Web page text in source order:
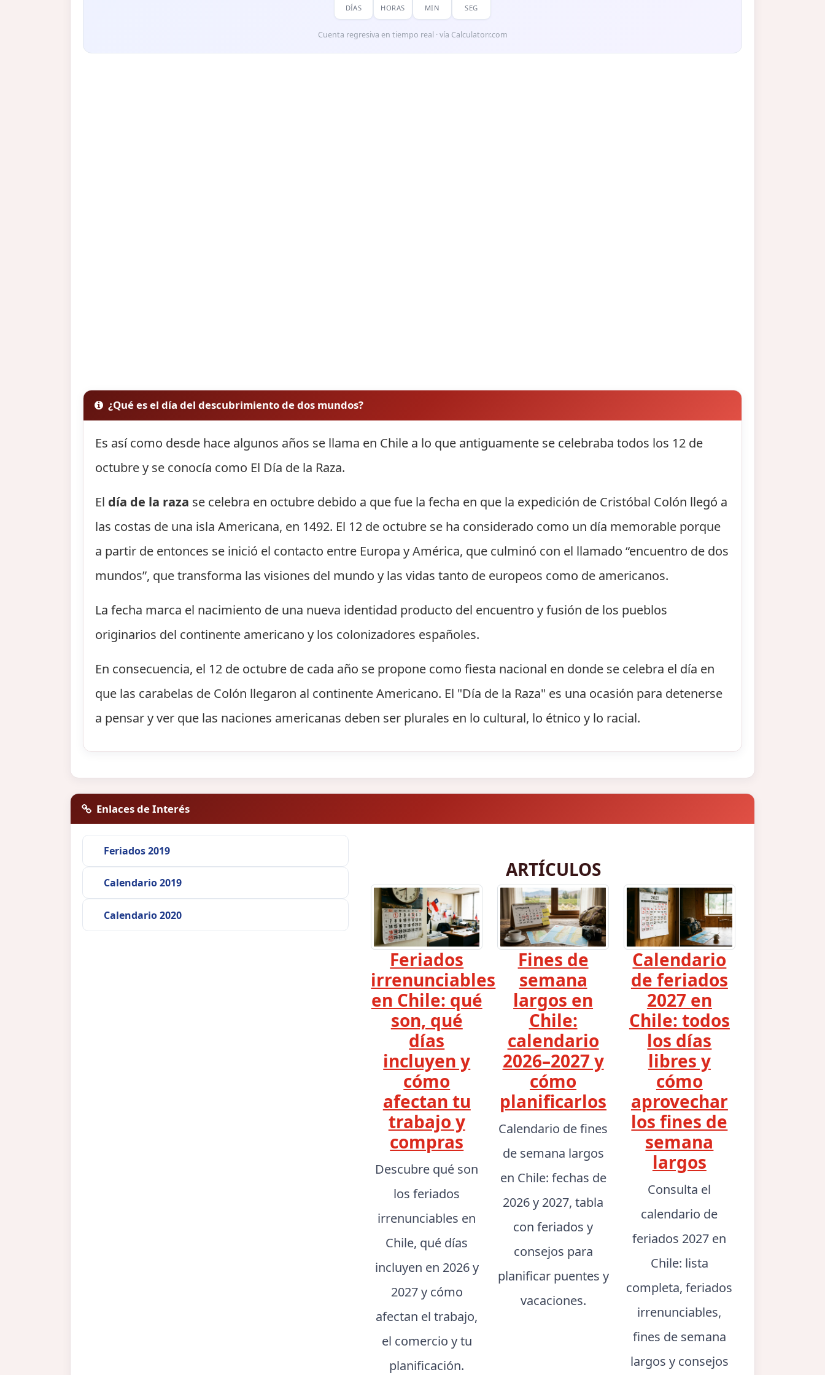
DÍAS HORAS MIN SEG
Cuenta regresiva en tiempo real · vía Calculatorr.com
¿Qué es el día del descubrimiento de dos mundos?
Es así como desde hace algunos años se llama en Chile a lo que antiguamente se celebraba todos los 12 de
octubre y se conocía como El Día de la Raza.
El día de la raza se celebra en octubre debido a que fue la fecha en que la expedición de Cristóbal Colón llegó a
las costas de una isla Americana, en 1492. El 12 de octubre se ha considerado como un día memorable porque
a partir de entonces se inició el contacto entre Europa y América, que culminó con el llamado “encuentro de dos
mundos”, que transforma las visiones del mundo y las vidas tanto de europeos como de americanos.
La fecha marca el nacimiento de una nueva identidad producto del encuentro y fusión de los pueblos
originarios del continente americano y los colonizadores españoles.
En consecuencia, el 12 de octubre de cada año se propone como fiesta nacional en donde se celebra el día en
que las carabelas de Colón llegaron al continente Americano. El "Día de la Raza" es una ocasión para detenerse
a pensar y ver que las naciones americanas deben ser plurales en lo cultural, lo étnico y lo racial.
Enlaces de Interés
Feriados 2019
Calendario 2019
Calendario 2020
ARTÍCULOS
Feriados
irrenunciables
en Chile: qué
son, qué
días
incluyen y
cómo
afectan tu
trabajo y
compras
Descubre qué son
los feriados
irrenunciables en
Chile, qué días
incluyen en 2026 y
2027 y cómo
afectan el trabajo,
el comercio y tu
planificación.
Fines de
semana
largos en
Chile:
calendario
2026–2027 y
cómo
planificarlos
Calendario de fines
de semana largos
en Chile: fechas de
2026 y 2027, tabla
con feriados y
consejos para
planificar puentes y
vacaciones.
Calendario
de feriados
2027 en
Chile: todos
los días
libres y
cómo
aprovechar
los fines de
semana
largos
Consulta el
calendario de
feriados 2027 en
Chile: lista
completa, feriados
irrenunciables,
fines de semana
largos y consejos